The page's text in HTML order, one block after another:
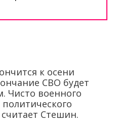
к осени
СВО будет
Чисто военного
Стешин.